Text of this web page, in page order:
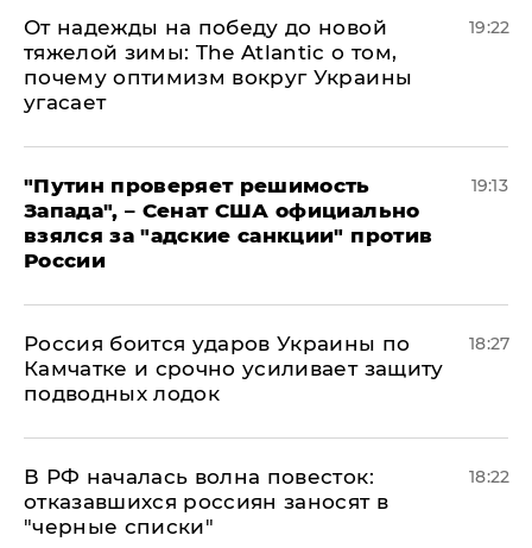
От надежды на победу до новой
тяжелой зимы: The Atlantic о том,
почему оптимизм вокруг Украины
угасает
19:22
"Путин проверяет решимость
Запада", – Сенат США официально
взялся за "адские санкции" против
России
19:13
Россия боится ударов Украины по
Камчатке и срочно усиливает защиту
подводных лодок
18:27
​В РФ началась волна повесток:
отказавшихся россиян заносят в
"черные списки"
18:22